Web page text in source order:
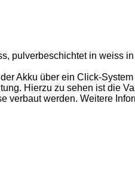
pulverbeschichtet in weiss
Akku über ein Click-
Hierzu zu sehen ist die
werden. Weitere